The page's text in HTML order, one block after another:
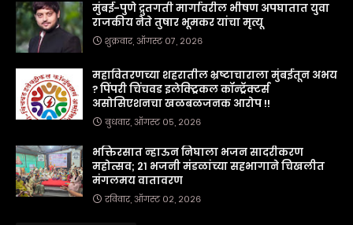
मुंबई-पुणे द्रुतगती मार्गावरील भीषण अपघातात युवा
राजकीय नेते तुषार भूमकर यांचा मृत्यू
शुक्रवार, ऑगस्ट ०७, २०२६
महावितरणच्या शहरातील भ्रष्टाचाराला मुंबईतून अभय
? पिंपरी चिंचवड इलेक्ट्रिकल कॉन्ट्रॅक्टर्स
असोसिएशनचा खळबळजनक आरोप !!
बुधवार, ऑगस्ट ०५, २०२६
भक्तिरसात न्हाऊन निघाला भजन सादरीकरण
महोत्सव; २१ भजनी मंडळांच्या सहभागाने चिखलीत
मंगलमय वातावरण
रविवार, ऑगस्ट ०२, २०२६